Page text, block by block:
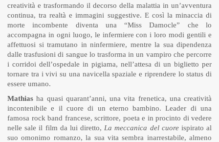
creatività e trasformando il decorso della malattia in un’avventura
continua, tra realtà e immagini suggestive. E così la minaccia di
morte incombente diventa una “Miss Damocle” che lo
accompagna in ogni luogo, le infermiere con i loro modi gentili e
affettuosi si tramutano in ninfermiere, mentre la sua dipendenza
dalle trasfusioni di sangue lo trasforma in un vampiro che percorre
i corridoi dell’ospedale in pigiama, nell’attesa di un biglietto per
tornare tra i vivi su una navicella spaziale e riprendere lo status di
essere umano.
Mathias ha quasi quarant’anni, una vita frenetica, una creatività
incontenibile e il cuore di un eterno bambino. Leader di una
famosa rock band francese, scrittore, poeta e in procinto di vedere
nelle sale il film da lui diretto, La meccanica del cuoreispirato al
suo omonimo romanzo, la sua vita sembra inarrestabile, almeno